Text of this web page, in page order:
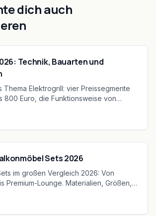
dich auch
Technik, Bauarten und
Thema Elektrogrill: vier Preissegmente
800 Euro, die Funktionsweise von
die Abgrenzung von Tischgrill,
ein Glossar der
sechs Detailartikeln des
Sets 2026
im großen Vergleich 2026: Von
Premium-Lounge. Materialien, Größen,